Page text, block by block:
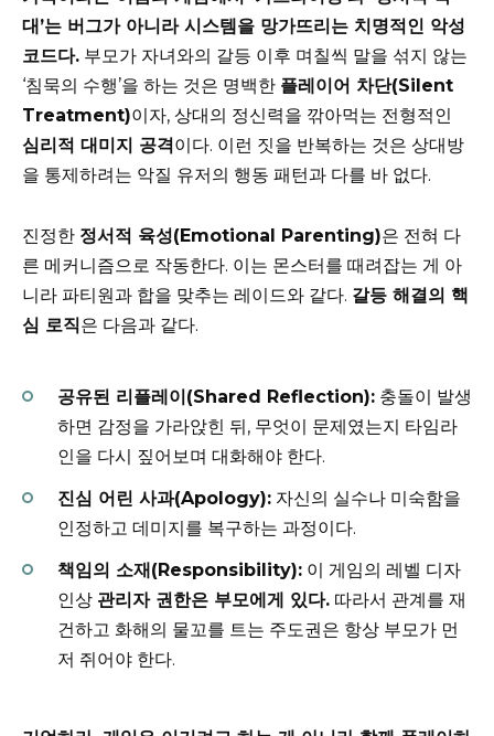
대’는 버그가 아니라 시스템을 망가뜨리는 치명적인 악성
코드다. 부모가 자녀와의 갈등 이후 며칠씩 말을 섞지 않는
‘침묵의 수행’을 하는 것은 명백한 플레이어 차단(Silent
Treatment)이자, 상대의 정신력을 깎아먹는 전형적인
심리적 대미지 공격이다. 이런 짓을 반복하는 것은 상대방
을 통제하려는 악질 유저의 행동 패턴과 다를 바 없다.
진정한 정서적 육성(Emotional Parenting)은 전혀 다
른 메커니즘으로 작동한다. 이는 몬스터를 때려잡는 게 아
니라 파티원과 합을 맞추는 레이드와 같다. 갈등 해결의 핵
심 로직은 다음과 같다.
공유된 리플레이(Shared Reflection): 충돌이 발생
하면 감정을 가라앉힌 뒤, 무엇이 문제였는지 타임라
인을 다시 짚어보며 대화해야 한다.
진심 어린 사과(Apology): 자신의 실수나 미숙함을
인정하고 데미지를 복구하는 과정이다.
책임의 소재(Responsibility): 이 게임의 레벨 디자
인상 관리자 권한은 부모에게 있다. 따라서 관계를 재
건하고 화해의 물꼬를 트는 주도권은 항상 부모가 먼
저 쥐어야 한다.